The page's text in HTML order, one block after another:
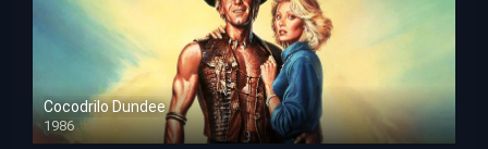
Cocodrilo Dundee
1986
HD 1080p